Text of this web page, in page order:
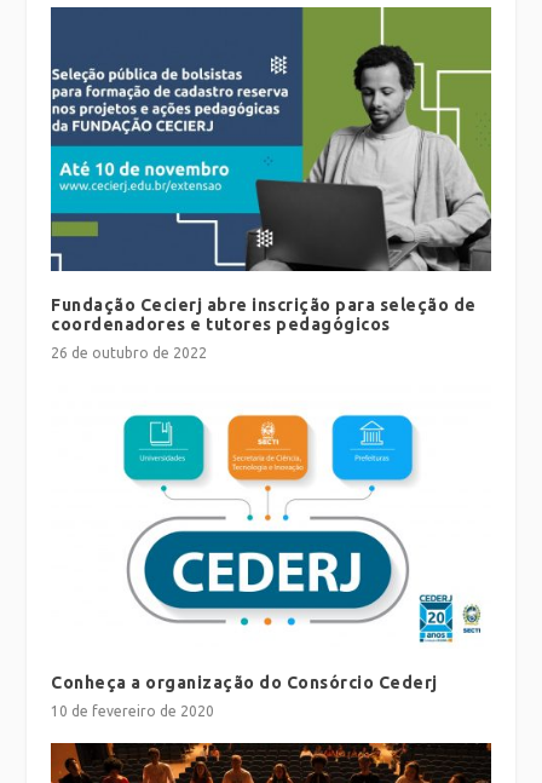
Fundação Cecierj abre inscrição para seleção de
coordenadores e tutores pedagógicos
26 de outubro de 2022
Conheça a organização do Consórcio Cederj
10 de fevereiro de 2020